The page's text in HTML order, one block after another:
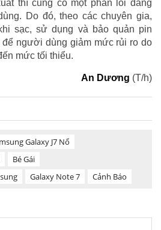
thì cũng có một phần lỗi đáng
Do đó, theo các chuyên gia,
sạc, sử dụng và bảo quản pin
người dùng giảm mức rủi ro do
mức tối thiểu.
An Dương (T/h)
Galaxy J7 Nổ
Bé Gái
Galaxy Note 7 Cảnh Báo